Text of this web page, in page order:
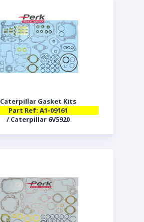
Caterpillar Gasket Kits
Part Ref: A1-09161
/ Caterpillar 6V5920